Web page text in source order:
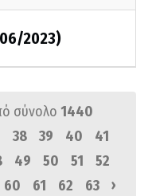
2023)
σύνολο 1440
38 39 40
41
49 50 51
52
60 61 62 63 ›